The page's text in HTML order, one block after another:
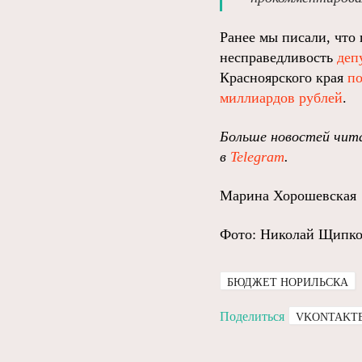
Ранее мы писали, что
несправедливость
Красноярского края
миллиардов рублей.
Больше новостей
в Telegram.
Марина Хорошевская
Фото: Николай Щипко
БЮДЖЕТ НОРИЛЬСКА
Поделиться